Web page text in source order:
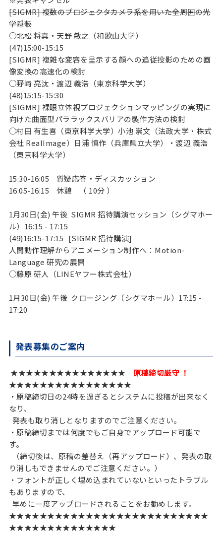
[SIGMR] 複数のプロジェクタカメラ系を用いた全周囲の光
学隠蔽
○北松 将真・天野 敏之（和歌山大学）
(47)15:00-15:15
[SIGMR] 複雑な変容を呈示する顔への追従投影のための画
像変換の高速化の検討
○野﨑 亮汰・渡辺 義浩（東京科学大学）
(48)15:15-15:30
[SIGMR] 裸眼立体視プロジェクションマッピングの実現に
向けた曲面型パララックスバリアの製作方法の検討
○村田 有生喜（東京科学大学）小池 崇文（法政大学・株式
会社 RealImage）日浦 慎作（兵庫県立大学）・渡辺 義浩
（東京科学大学）
15:30-16:05
質疑応答・ディスカッション
16:05-16:15
休憩 （ 10分 ）
1月30日(金) 午後 SIGMR 招待講演セッション（シグマホー
ル）16:15 - 17:15
(49)16:15-17:15 [SIGMR 招待講演]
人間動作理解からアニメーション制作へ：Motion-
Language 研究の展開
○藤原 研人（LINEヤフー株式会社）
1月30日(金) 午後 クロージング（シグマホール）17:15 -
17:20
発表募集のご案内
★★★★★★★★★★★★★★★ 原稿締切厳守 ！
★★★★★★★★★★★★★★★★
・原稿締切日の24時を過ぎるとシステムに投稿が出来なく
なり、
発表も取り消しとなりますのでご注意ください。
・原稿締切までは何度でもご自身でアップロード可能で
す。
（締切後は、原稿の差替え（再アップロード）、発表の取
り消しもできませんのでご注意ください。）
・フォントが正しく埋め込まれていないといったトラブル
もありますので、
早めに一度アップロードされることをお勧めします。
★★★★★★★★★★★★★★★★★★★★★★★★★★
★★★★★★★★★★★★★★